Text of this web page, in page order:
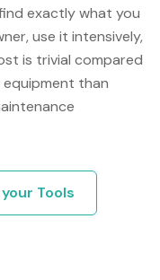
exactly what you
use it intensively,
is trivial compared
than
Tools